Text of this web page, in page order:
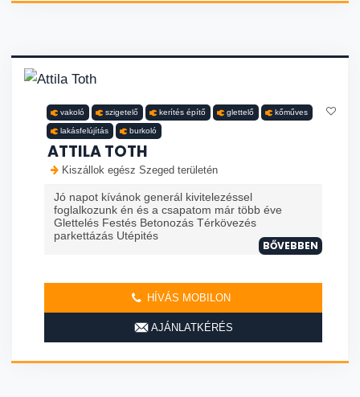
vakoló szigetelő kerítés építő glettelő kőműves
lakásfelújítás burkoló
ATTILA TOTH
Kiszállok egész Szeged területén
Jó napot kívánok generál kivitelezéssel
foglalkozunk én és a csapatom már több éve
Glettelés Festés Betonozás Térkövezés
parkettázás Utépités
BŐVEBBEN
HÍVÁS MOBILON
AJÁNLATKÉRÉS